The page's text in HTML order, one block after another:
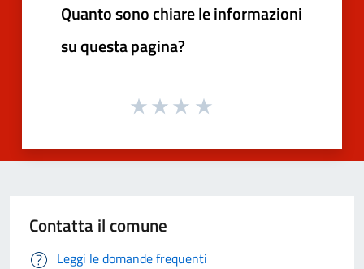
Quanto sono chiare le informazioni
su questa pagina?
Contatta il comune
Leggi le domande frequenti